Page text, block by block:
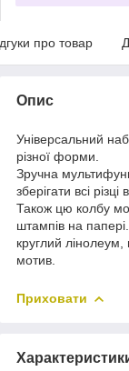
про товар
Опис
Універсальний
різної форми.
Зручна
зберігати всі
Також цю колбу
штампів на
круглий
мотив.
Приховати